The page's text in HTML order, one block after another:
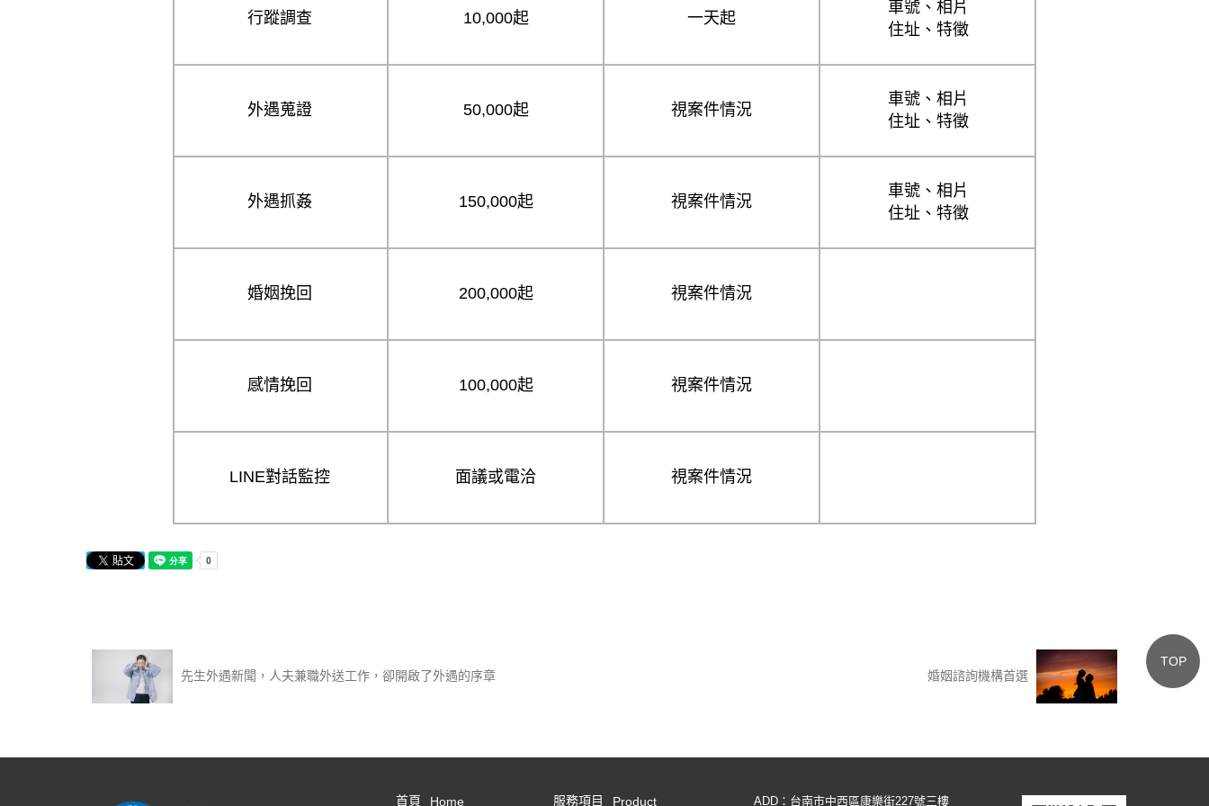
行蹤調查 10,000起 一天起
車號、相片
住址、特徵
外遇蒐證 50,000起 視案件情況
車號、相片
住址、特徵
外遇抓姦 150,000起 視案件情況
車號、相片
住址、特徵
婚姻挽回 200,000起 視案件情況
感情挽回 100,000起 視案件情況
LINE對話監控 面議或電洽 視案件情況
先生外遇新聞，人夫兼職外送工作，卻開啟了外遇的序章 婚姻諮詢機構首選
TOP
首頁 Home 服務項目 Product ADD：台南市中西區康樂街227號三樓